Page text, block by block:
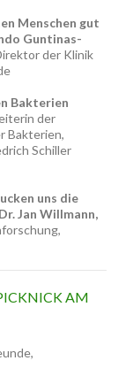
Menschen gut
Guntinas-
der Klinik
Bakterien
der
Bakterien,
Schiller
uns die
Jan Willmann,
AM